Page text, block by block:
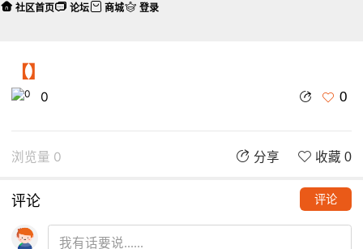
【】
0 0
浏览量 0 分享 收藏 0
评论 评论
社区首页 论坛 商城 登录